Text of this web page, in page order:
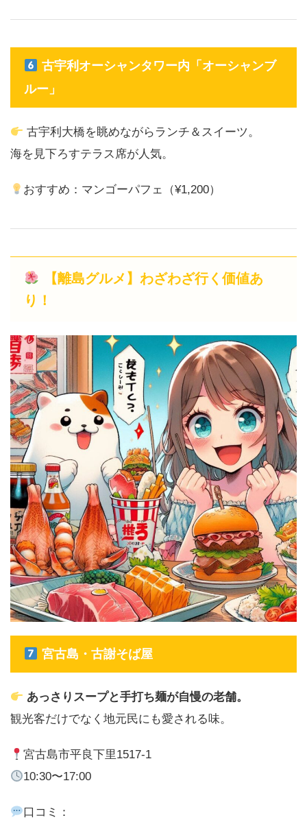
古宇利オーシャンタワー内「オーシャンブ
ルー」
古宇利大橋を眺めながらランチ＆スイーツ。
海を見下ろすテラス席が人気。
おすすめ：マンゴーパフェ（¥1,200）
【離島グルメ】わざわざ行く価値あ
り！
宮古島・古謝そば屋
あっさりスープと手打ち麺が自慢の老舗。
観光客だけでなく地元民にも愛される味。
宮古島市平良下里1517-1
10:30〜17:00
口コミ：